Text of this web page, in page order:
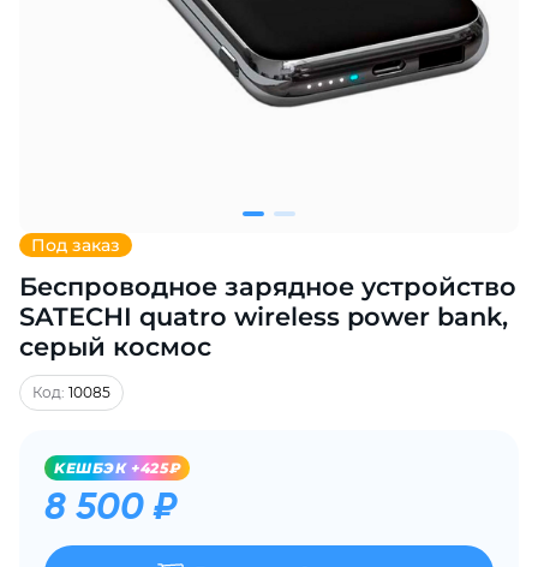
Под заказ
Беспроводное зарядное устройство
SATECHI quatro wireless power bank,
серый космос
Код: 10085
KЕШБЭК +425₽
8 500 ₽
Добавляйте товары
% картой любого банка
Получайте товар
выбранный способом
Оставшиеся
по25%каждые 2 недели
Подробнее